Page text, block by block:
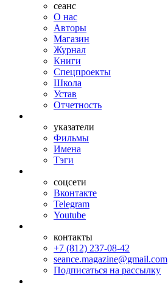
сеанс
О нас
Авторы
Магазин
Журнал
Книги
Спецпроекты
Школа
Устав
Отчетность
указатели
Фильмы
Имена
Тэги
соцсети
Вконтакте
Telegram
Youtube
контакты
+7 (812) 237-08-42
seance.magazine@gmail.com
Подписаться на рассылку